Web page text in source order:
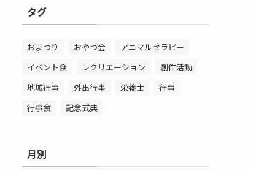
タグ
おまつり おやつ会
アニマルセラピー
イベント食
レクリエーション
創作活動
地域行事
外出行事 栄養士
行事
行事食
記念式典
月別